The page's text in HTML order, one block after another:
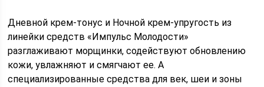
Дневной крем-тонус и Ночной крем-упругость из
линейки средств «Импульс Молодости»
разглаживают морщинки, содействуют обновлению
кожи, увлажняют и смягчают ее. А
специализированные средства для век, шеи и зоны